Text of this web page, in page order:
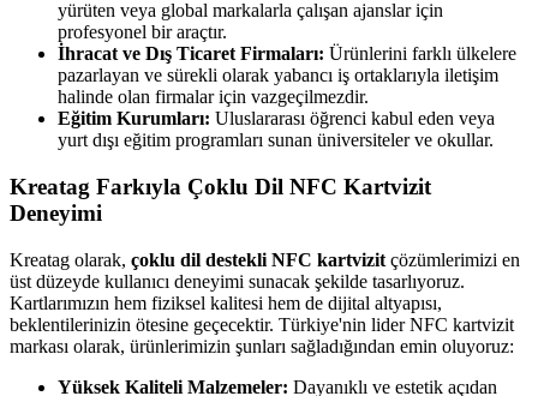
yürüten veya global markalarla çalışan ajanslar için
profesyonel bir araçtır.
İhracat ve Dış Ticaret Firmaları: Ürünlerini farklı ülkelere
pazarlayan ve sürekli olarak yabancı iş ortaklarıyla iletişim
halinde olan firmalar için vazgeçilmezdir.
Eğitim Kurumları: Uluslararası öğrenci kabul eden veya
yurt dışı eğitim programları sunan üniversiteler ve okullar.
Kreatag Farkıyla Çoklu Dil NFC Kartvizit
Deneyimi
Kreatag olarak, çoklu dil destekli NFC kartvizit çözümlerimizi en
üst düzeyde kullanıcı deneyimi sunacak şekilde tasarlıyoruz.
Kartlarımızın hem fiziksel kalitesi hem de dijital altyapısı,
beklentilerinizin ötesine geçecektir. Türkiye'nin lider NFC kartvizit
markası olarak, ürünlerimizin şunları sağladığından emin oluyoruz:
Yüksek Kaliteli Malzemeler: Dayanıklı ve estetik açıdan